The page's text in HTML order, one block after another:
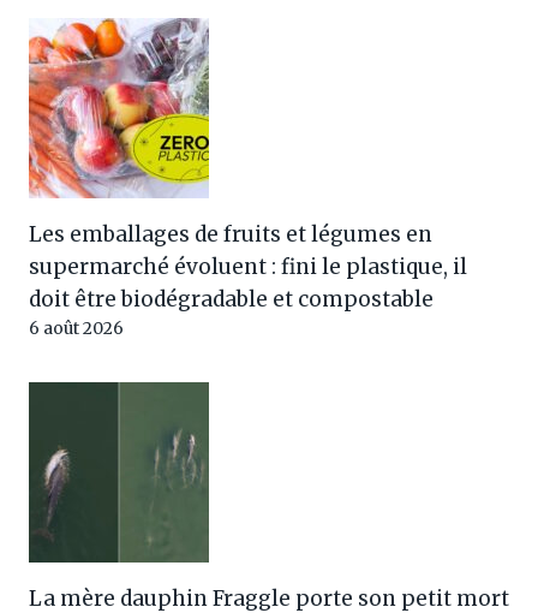
Les emballages de fruits et légumes en
supermarché évoluent : fini le plastique, il
doit être biodégradable et compostable
6 août 2026
La mère dauphin Fraggle porte son petit mort